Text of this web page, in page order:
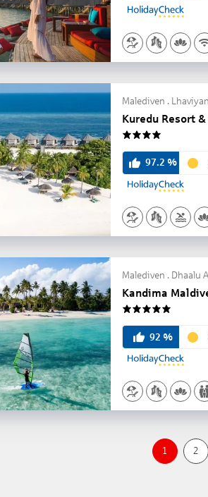
Malediven .
Kuredu Resort &
97.2 %
Malediven . Dhaalu
Kandima
92 %
1 2